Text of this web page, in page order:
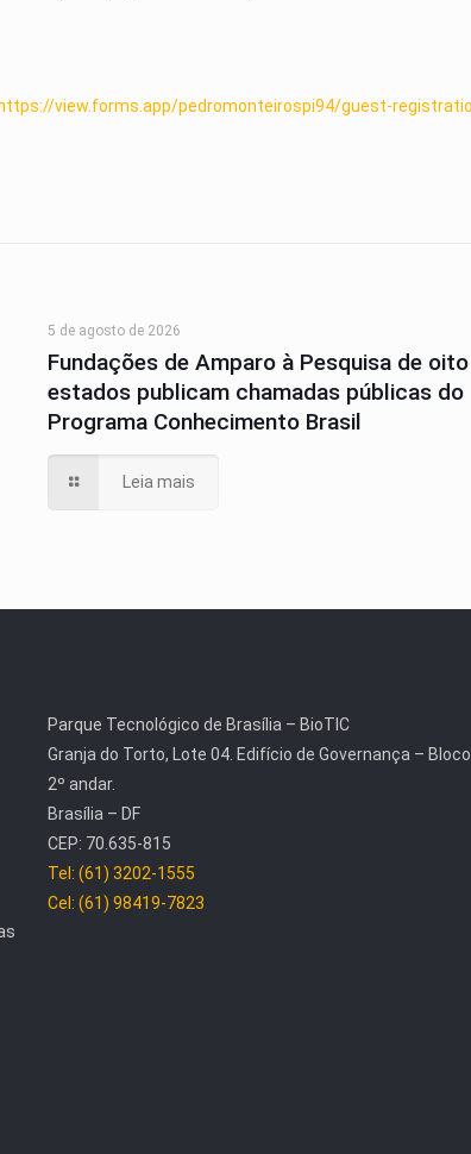
https://view.forms.app/pedromonteirospi94/guest-
5 de agosto de 2026
Fundações de Amparo à Pesquisa de oito
estados publicam chamadas públicas do
Programa Conhecimento Brasil
Leia mais
Parque Tecnológico de Brasília – BioTIC
Granja do Torto, Lote 04. Edifício de Governança – Bloco
2º andar.
Brasília – DF
CEP: 70.635-815
Tel: (61) 3202-1555
Cel: (61) 98419-7823